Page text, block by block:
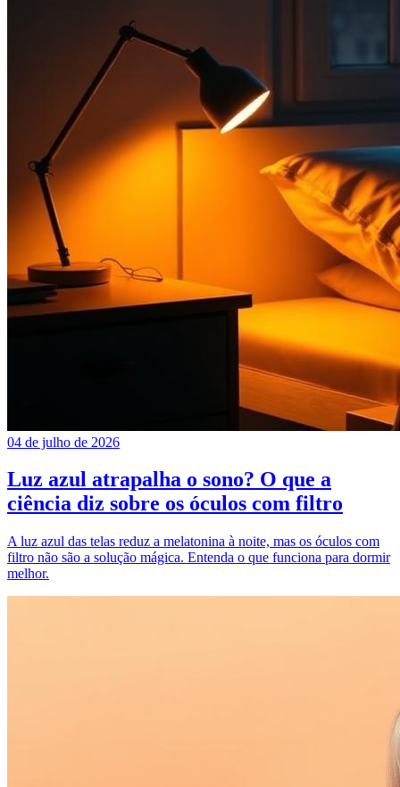
04 de julho de 2026
Luz azul atrapalha o sono? O que a
ciência diz sobre os óculos com filtro
A luz azul das telas reduz a melatonina à noite, mas os óculos com
filtro não são a solução mágica. Entenda o que funciona para dormir
melhor.